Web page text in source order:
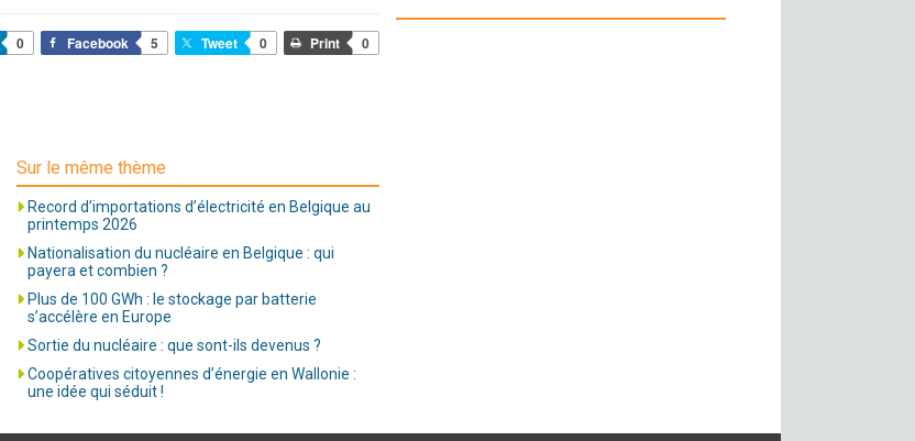
0 Facebook 5 Tweet 0 Print 0
Sur le même thème
Record d’importations d’électricité en Belgique au
printemps 2026
Nationalisation du nucléaire en Belgique : qui
payera et combien ?
Plus de 100 GWh : le stockage par batterie
s’accélère en Europe
Sortie du nucléaire : que sont-ils devenus ?
Coopératives citoyennes d’énergie en Wallonie :
une idée qui séduit !